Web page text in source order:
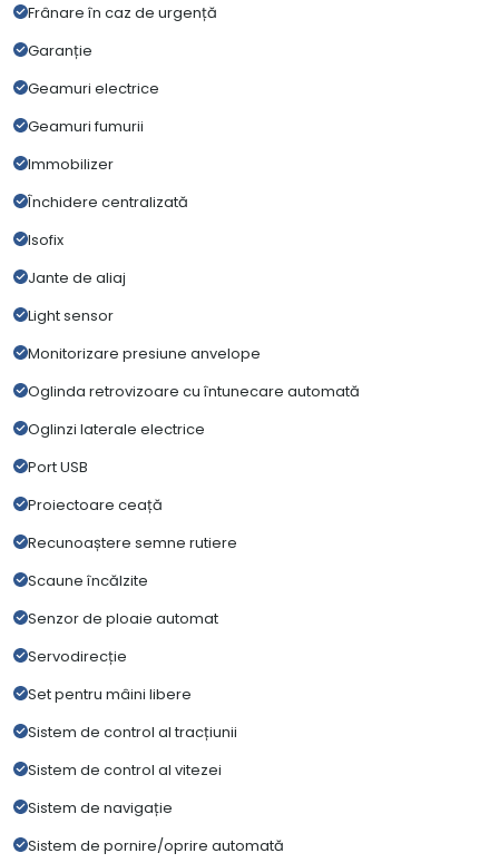
Frânare în caz de urgență
Garanție
Geamuri electrice
Geamuri fumurii
Immobilizer
Închidere centralizată
Isofix
Jante de aliaj
Light sensor
Monitorizare presiune anvelope
Oglinda retrovizoare cu întunecare automată
Oglinzi laterale electrice
Port USB
Proiectoare ceață
Recunoaștere semne rutiere
Scaune încălzite
Senzor de ploaie automat
Servodirecție
Set pentru mâini libere
Sistem de control al tracțiunii
Sistem de control al vitezei
Sistem de navigație
Sistem de pornire/oprire automată